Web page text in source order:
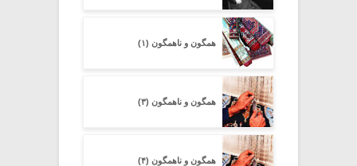
همگون و ناهمگون (۱)
همگون و ناهمگون (۳)
همگون و ناهمگون (۴)